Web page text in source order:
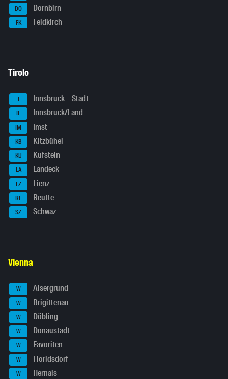
DO Dornbirn
FK Feldkirch
Tirolo
I Innsbruck – Stadt
IL Innsbruck/Land
IM Imst
KB Kitzbühel
KU Kufstein
LA Landeck
LZ Lienz
RE Reutte
SZ Schwaz
Vienna
W Alsergrund
W Brigittenau
W Döbling
W Donaustadt
W Favoriten
W Floridsdorf
W Hernals